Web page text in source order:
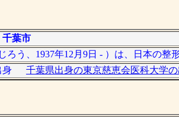
葉市
ろう、1937年12月9日 - ）は、日本の整
身 千葉県出身の東京慈恵会医科大学